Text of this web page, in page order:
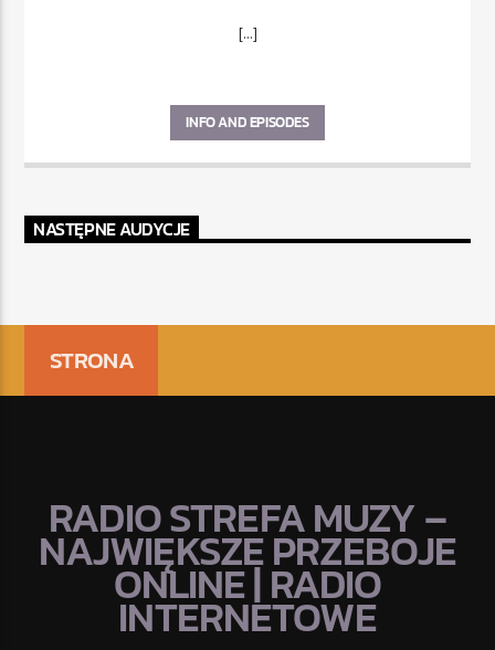
[...]
INFO AND EPISODES
NASTĘPNE AUDYCJE
STRONA
RADIO STREFA MUZY –
NAJWIĘKSZE PRZEBOJE
ONLINE | RADIO
INTERNETOWE